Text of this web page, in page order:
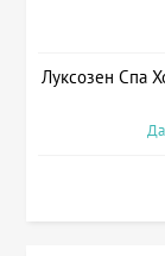
Луксозен Спа